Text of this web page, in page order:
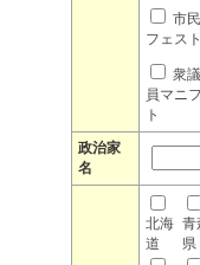
市
フェスト
衆
員マニ
ト
政治家
名
北海
道
青
県